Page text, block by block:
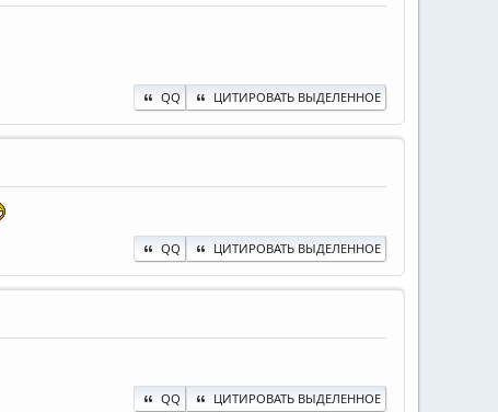
QQ ЦИТИРОВАТЬ ВЫДЕЛЕННОЕ
QQ ЦИТИРОВАТЬ ВЫДЕЛЕННОЕ
QQ ЦИТИРОВАТЬ ВЫДЕЛЕННОЕ